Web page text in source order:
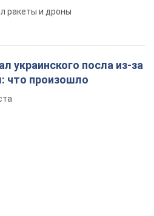
ракеты и дроны
украинского посла из-за
что произошло